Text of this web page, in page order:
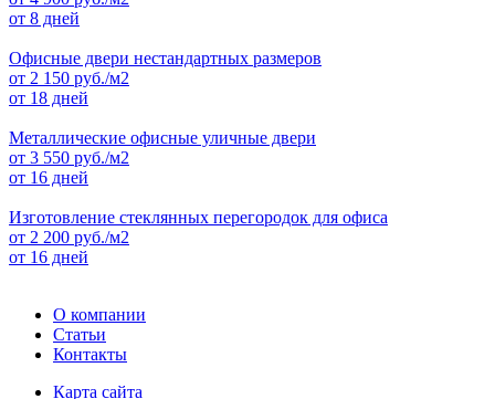
от 8 дней
Офисные двери нестандартных размеров
от 2 150 руб./м2
от 18 дней
Металлические офисные уличные двери
от 3 550 руб./м2
от 16 дней
Изготовление стеклянных перегородок для офиса
от 2 200 руб./м2
от 16 дней
О компании
Статьи
Контакты
Карта сайта